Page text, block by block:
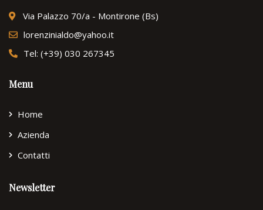
Via Palazzo 70/a - Montirone (Bs)
lorenzinialdo@yahoo.it
Tel: (+39) 030 267345
Menu
Home
Azienda
Contatti
Newsletter